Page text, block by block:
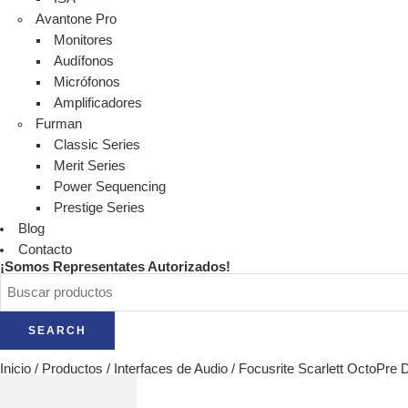
Avantone Pro
Monitores
Audífonos
Micrófonos
Amplificadores
Furman
Classic Series
Merit Series
Power Sequencing
Prestige Series
Blog
Contacto
¡Somos Representates Autorizados!
SEARCH
Inicio / Productos / Interfaces de Audio / Focusrite Scarlett OctoPre